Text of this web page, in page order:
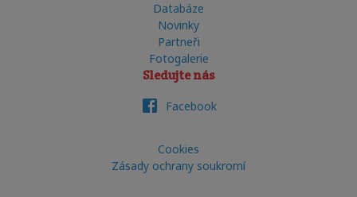
Databáze
Novinky
Partneři
Fotogalerie
Sledujte nás
Facebook
Cookies
Zásady ochrany soukromí